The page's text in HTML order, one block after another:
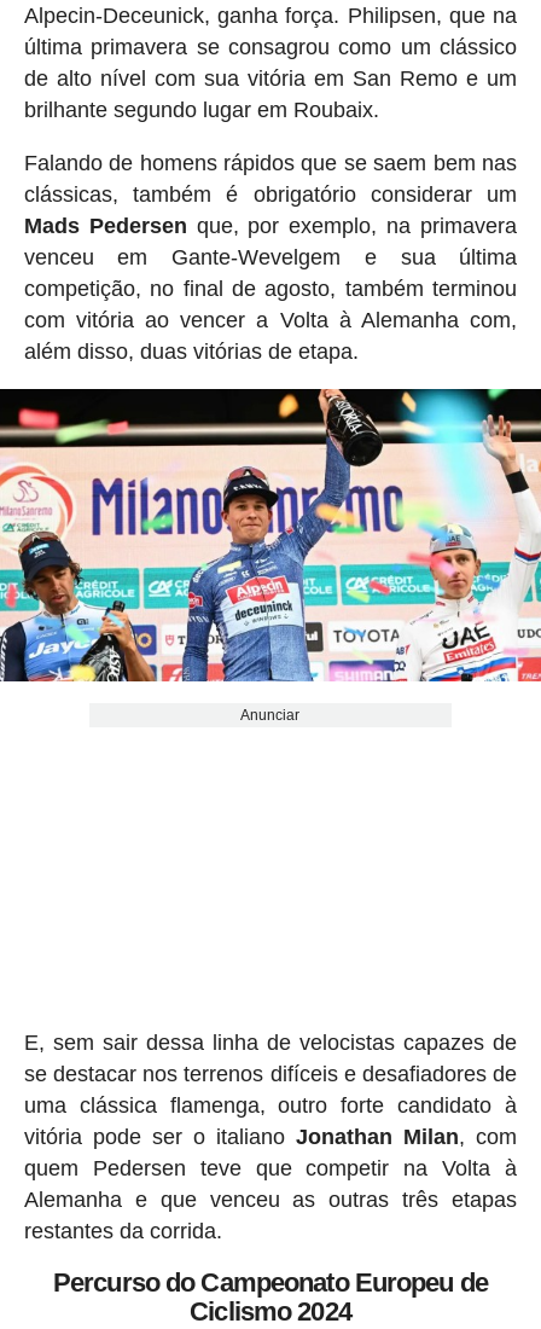
Alpecin-Deceunick, ganha força. Philipsen, que na
última primavera se consagrou como um clássico
de alto nível com sua vitória em San Remo e um
brilhante segundo lugar em Roubaix.
Falando de homens rápidos que se saem bem nas
clássicas, também é obrigatório considerar um
Mads Pedersen que, por exemplo, na primavera
venceu em Gante-Wevelgem e sua última
competição, no final de agosto, também terminou
com vitória ao vencer a Volta à Alemanha com,
além disso, duas vitórias de etapa.
Anunciar
E, sem sair dessa linha de velocistas capazes de
se destacar nos terrenos difíceis e desafiadores de
uma clássica flamenga, outro forte candidato à
vitória pode ser o italianoJonathan Milan, com
quem Pedersen teve que competir na Volta à
Alemanha e que venceu as outras três etapas
restantes da corrida.
Percurso do Campeonato Europeu de
Ciclismo 2024